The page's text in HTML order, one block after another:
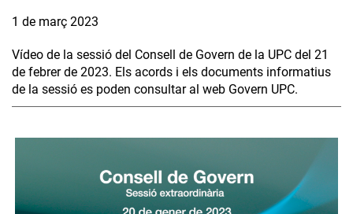
1 de març 2023
Vídeo de la sessió del Consell de Govern de la UPC del 21
de febrer de 2023. Els acords i els documents informatius
de la sessió es poden consultar al web Govern UPC.